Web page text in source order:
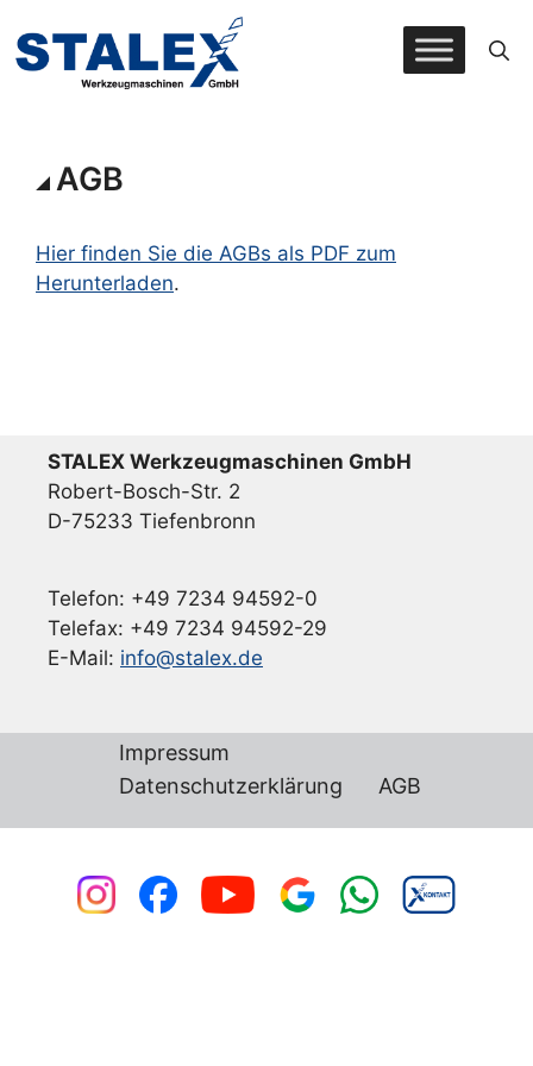
Inhalt
springen
AGB
Hier finden Sie die AGBs als PDF zum
Herunterladen.
STALEX Werkzeugmaschinen GmbH
Robert-Bosch-Str. 2
D-75233 Tiefenbronn
Telefon: +49 7234 94592-0
Telefax: +49 7234 94592-29
E-Mail: info@stalex.de
Impressum
Datenschutzerklärung
AGB